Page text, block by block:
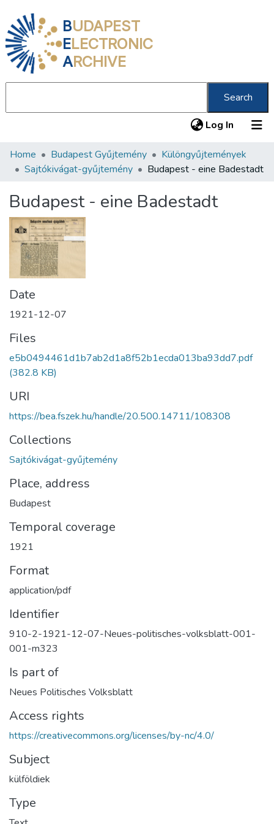
BUDAPEST
ELECTRONIC
ARCHIVE
Search
Log In (current)
Communities & Collections
Statistics
About us
Home Budapest Gyűjtemény
Különgyűjtemények
Sajtókivágat-gyűjtemény
Budapest - eine Badestadt
Budapest - eine Badestadt
Date
1921-12-07
Files
e5b0494461d1b7ab2d1a8f52b1ecda013ba93dd7.pdf
(382.8 KB)
URI
https://bea.fszek.hu/handle/20.500.14711/108308
Collections
Sajtókivágat-gyűjtemény
Place, address
Budapest
Temporal coverage
1921
Format
application/pdf
Identifier
910-2-1921-12-07-Neues-politisches-volksblatt-001-
001-m323
Is part of
Neues Politisches Volksblatt
Access rights
https://creativecommons.org/licenses/by-nc/4.0/
Subject
külföldiek
Type